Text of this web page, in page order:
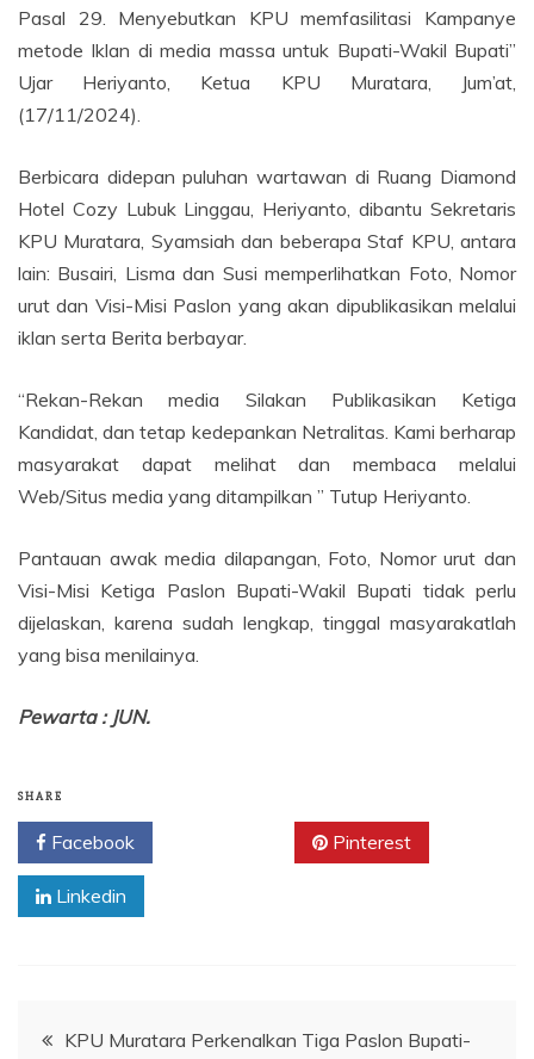
Pasal 29. Menyebutkan KPU memfasilitasi Kampanye
metode Iklan di media massa untuk Bupati-Wakil Bupati”
Ujar Heriyanto, Ketua KPU Muratara, Jum’at,
(17/11/2024).
Berbicara didepan puluhan wartawan di Ruang Diamond
Hotel Cozy Lubuk Linggau, Heriyanto, dibantu Sekretaris
KPU Muratara, Syamsiah dan beberapa Staf KPU, antara
lain: Busairi, Lisma dan Susi memperlihatkan Foto, Nomor
urut dan Visi-Misi Paslon yang akan dipublikasikan melalui
iklan serta Berita berbayar.
“Rekan-Rekan media Silakan Publikasikan Ketiga
Kandidat, dan tetap kedepankan Netralitas. Kami berharap
masyarakat dapat melihat dan membaca melalui
Web/Situs media yang ditampilkan ” Tutup Heriyanto.
Pantauan awak media dilapangan, Foto, Nomor urut dan
Visi-Misi Ketiga Paslon Bupati-Wakil Bupati tidak perlu
dijelaskan, karena sudah lengkap, tinggal masyarakatlah
yang bisa menilainya.
Pewarta : JUN.
SHARE
Facebook Pinterest
Linkedin
Navigasi
KPU Muratara Perkenalkan Tiga Paslon Bupati-